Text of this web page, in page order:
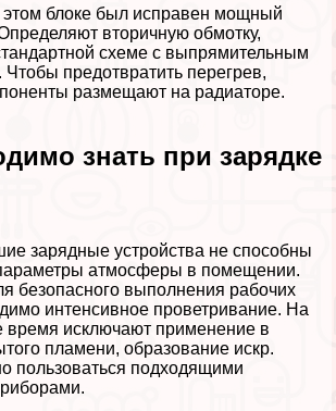
этом блоке был исправен мощный
вторичную обмотку,
схеме с выпрямительным
предотвратить перегрев,
размещают на радиаторе.
знать при зарядке
зарядные устройства не способны
атмосферы в помещении.
безопасного выполнения рабочих
интенсивное проветривание. На
время исключают применение в
пламени, образование искр.
пользоваться подходящими